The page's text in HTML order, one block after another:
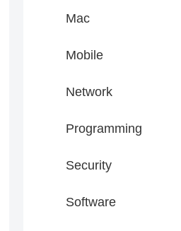
Mac
Mobile
Network
Programming
Security
Software